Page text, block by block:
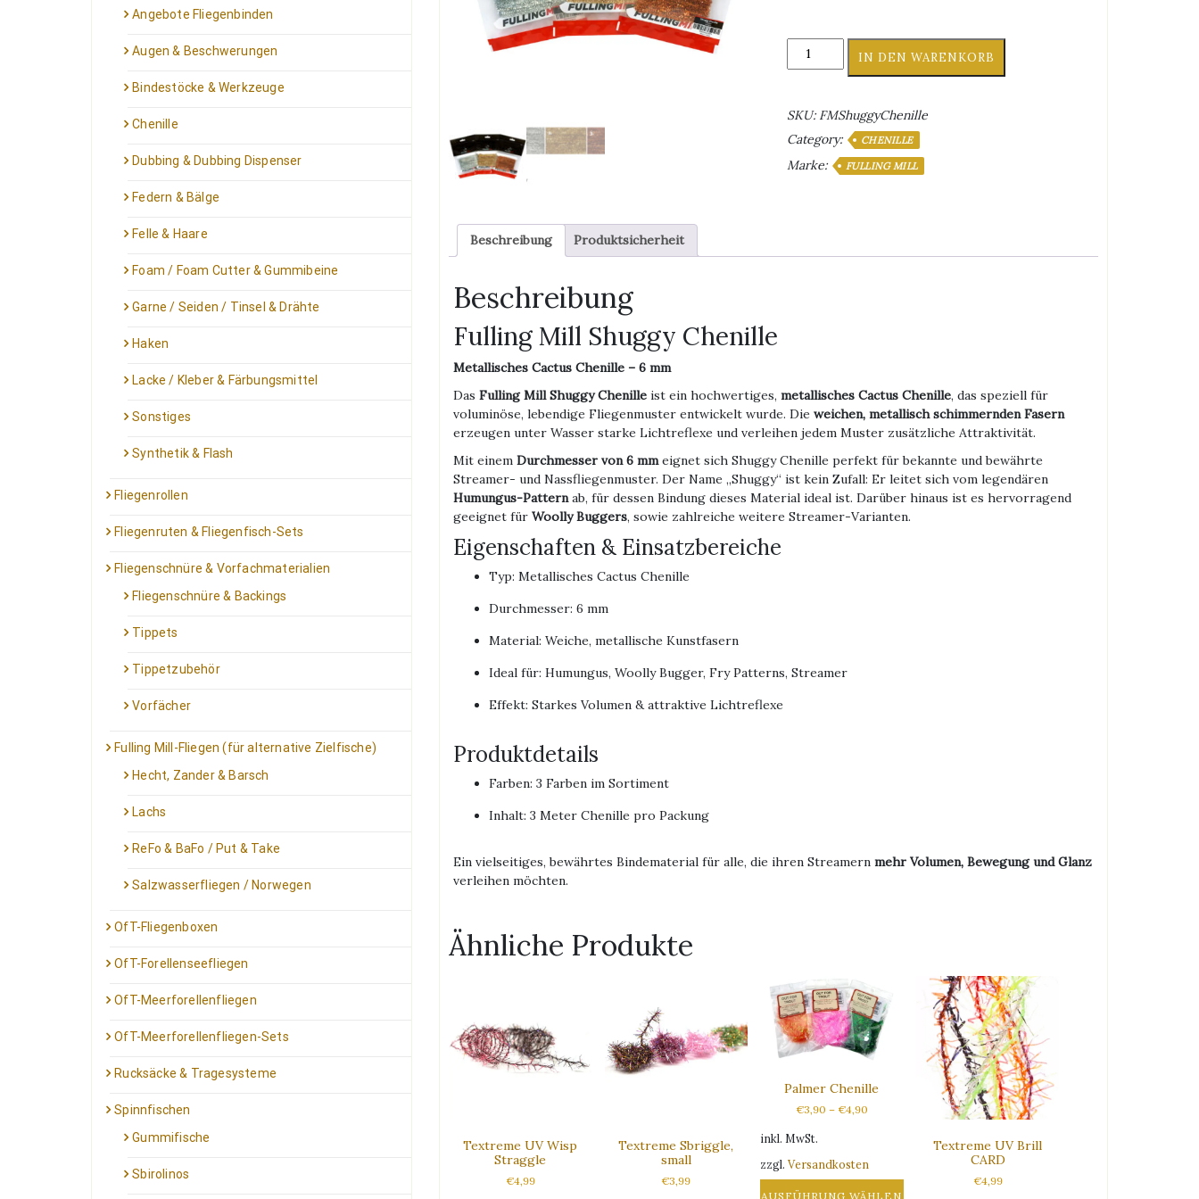
Fulling
Mill
Menge
IN DEN WARENKORB
SKU: FMShuggyChenille
Category:
CHENILLE
Marke: FULLING MILL
Beschreibung Produktsicherheit
Beschreibung
Fulling Mill Shuggy Chenille
Metallisches Cactus Chenille – 6 mm
Das Fulling Mill Shuggy Chenille ist ein hochwertiges, metallisches Cactus Chenille, das speziell für
voluminöse, lebendige Fliegenmuster entwickelt wurde. Die weichen, metallisch schimmernden Fasern
erzeugen unter Wasser starke Lichtreflexe und verleihen jedem Muster zusätzliche Attraktivität.
Mit einem Durchmesser von 6 mmeignet sich Shuggy Chenille perfekt für bekannte und bewährte
Streamer- und Nassfliegenmuster. Der Name „Shuggy“ ist kein Zufall: Er leitet sich vom legendären
Humungus-Patternab, für dessen Bindung dieses Material ideal ist. Darüber hinaus ist es hervorragend
geeignet für Woolly Buggers, sowie zahlreiche weitere Streamer-Varianten.
Eigenschaften & Einsatzbereiche
Typ: Metallisches Cactus Chenille
Durchmesser: 6 mm
Material: Weiche, metallische Kunstfasern
Ideal für: Humungus, Woolly Bugger, Fry Patterns, Streamer
Effekt: Starkes Volumen & attraktive Lichtreflexe
Produktdetails
Farben: 3 Farben im Sortiment
Inhalt: 3 Meter Chenille pro Packung
Ein vielseitiges, bewährtes Bindematerial für alle, die ihren Streamern mehr Volumen, Bewegung und Glanz
verleihen möchten.
Ähnliche Produkte
Textreme UV Wisp
Straggle
€4,99
Textreme Sbriggle,
small
€3,99
Palmer Chenille
€3,90 – €4,90
inkl. MwSt.
zzgl.Versandkosten
AUSFÜHRUNG WÄHLEN
Textreme UV Brill
CARD
€4,99
Angebote Fliegenbinden
Augen & Beschwerungen
Bindestöcke & Werkzeuge
Chenille
Dubbing & Dubbing Dispenser
Federn & Bälge
Felle & Haare
Foam / Foam Cutter & Gummibeine
Garne / Seiden / Tinsel & Drähte
Haken
Lacke / Kleber & Färbungsmittel
Sonstiges
Synthetik & Flash
Fliegenrollen
Fliegenruten & Fliegenfisch-Sets
Fliegenschnüre & Vorfachmaterialien
Fliegenschnüre & Backings
Tippets
Tippetzubehör
Vorfächer
Fulling Mill-Fliegen (für alternative Zielfische)
Hecht, Zander & Barsch
Lachs
ReFo & BaFo / Put & Take
Salzwasserfliegen / Norwegen
OfT-Fliegenboxen
OfT-Forellenseefliegen
OfT-Meerforellenfliegen
OfT-Meerforellenfliegen-Sets
Rucksäcke & Tragesysteme
Spinnfischen
Gummifische
Sbirolinos